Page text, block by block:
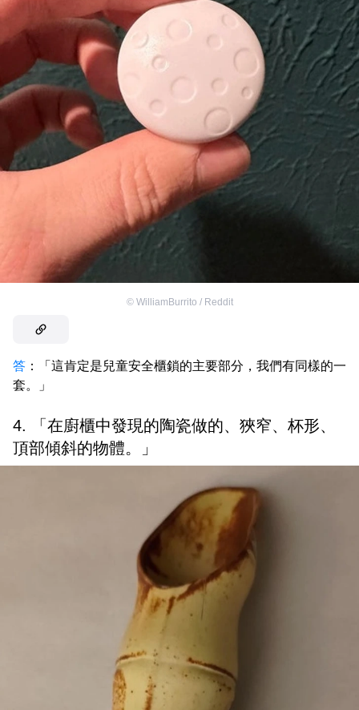
© WilliamBurrito / Reddit
答 ：「這肯定是兒童安全櫃鎖的主要部分，我們有同樣的一
套。」
4. 「在廚櫃中發現的陶瓷做的、狹窄、杯形、
頂部傾斜的物體。」